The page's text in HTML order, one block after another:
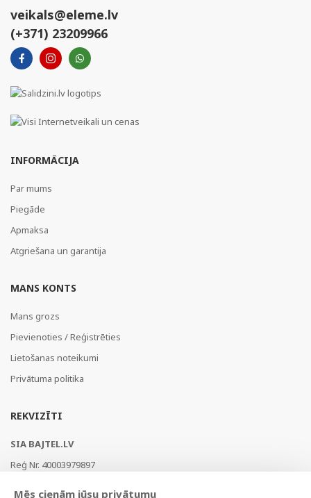
veikals@eleme.lv
(+371) 23209966
INFORMĀCIJA
Par mums
Piegāde
Apmaksa
Atgriešana un garantija
MANS KONTS
Mans grozs
Pievienoties / Reģistrēties
Lietošanas noteikumi
Privātuma politika
REKVIZĪTI
SIA BAJTEL.LV
Reģ Nr. 40003979897
Mēs cienām jūsu privātumu